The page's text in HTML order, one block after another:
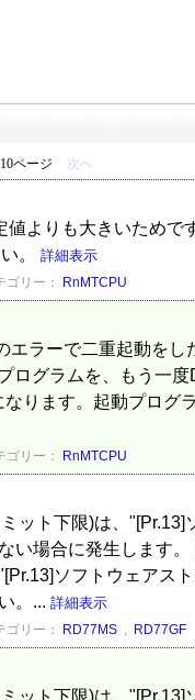
ページ 次へ
よりも大きいためで
。
詳細表示
ゴリー： RnMTCPU
ラーで二重起動をし
ログラムを、もう一度
ります。起動プログ
ゴリー： RnMTCPU
ット下限)は、"[Pr.13]
い場合に発生します
ソフトウェアス
。... 詳細表示
ゴリー： RD77MS, RD77GF
ット下限)は、"[Pr.13]